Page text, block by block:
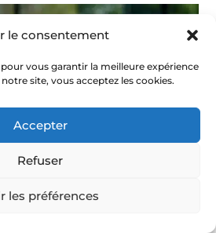
le consentement
vous garantir la meilleure expérience
site, vous acceptez les cookies.
Accepter
Refuser
les préférences